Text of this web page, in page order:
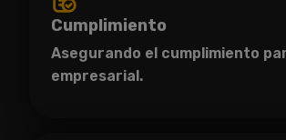
Cumplimiento
Asegurando el cumplimiento
empresarial.